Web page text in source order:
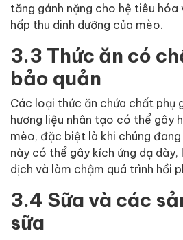
tăng gánh nặng cho hệ tiêu hóa
hấp thu dinh dưỡng của mèo.
3.3 Thức ăn có
bảo quản
Các loại thức ăn chứa chất phụ
hương liệu nhân tạo có thể gây
mèo, đặc biệt là khi chúng
này có thể gây kích ứng dạ dày,
dịch và làm chậm quá trình hồi
3.4 Sữa và các
sữa